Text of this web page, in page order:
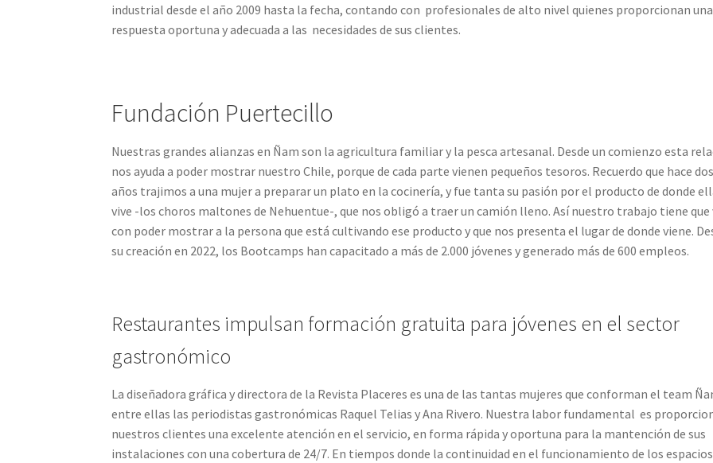
industrial desde el año 2009 hasta la fecha, contando con profesionales de alto nivel quienes proporcionan una
respuesta oportuna y adecuada a las necesidades de sus clientes.
Fundación Puertecillo
Nuestras grandes alianzas en Ñam son la agricultura familiar y la pesca artesanal. Desde un comienzo esta
nos ayuda a poder mostrar nuestro Chile, porque de cada parte vienen pequeños tesoros. Recuerdo que hace dos
años trajimos a una mujer a preparar un plato en la cocinería, y fue tanta su pasión por el producto de donde
vive -los choros maltones de Nehuentue-, que nos obligó a traer un camión lleno. Así nuestro trabajo tiene que
con poder mostrar a la persona que está cultivando ese producto y que nos presenta el lugar de donde viene.
su creación en 2022, los Bootcamps han capacitado a más de 2.000 jóvenes y generado más de 600 empleos.
Restaurantes impulsan formación gratuita para jóvenes en el sector
gastronómico
La diseñadora gráfica y directora de la Revista Placeres es una de las tantas mujeres que conforman el team
entre ellas las periodistas gastronómicas Raquel Telias y Ana Rivero. Nuestra labor fundamental es
nuestros clientes una excelente atención en el servicio, en forma rápida y oportuna para la mantención de sus
instalaciones con una cobertura de 24/7. En tiempos donde la continuidad en el funcionamiento de los espacios